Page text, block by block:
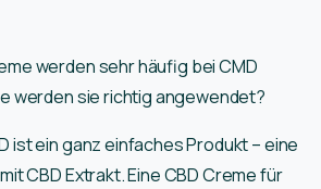
werden sehr häufig bei CMD
werden sie richtig angewendet?
ist ein ganz einfaches Produkt – eine
CBD Extrakt. Eine CBD Creme für